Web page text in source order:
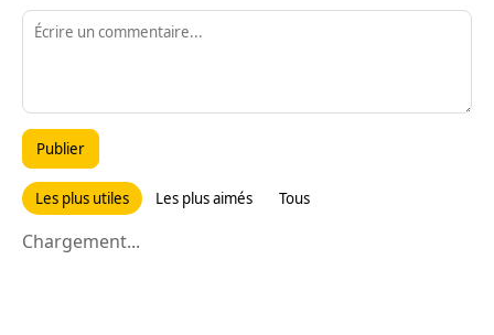
Publier
Les plus utiles Les plus aimés Tous
Chargement...